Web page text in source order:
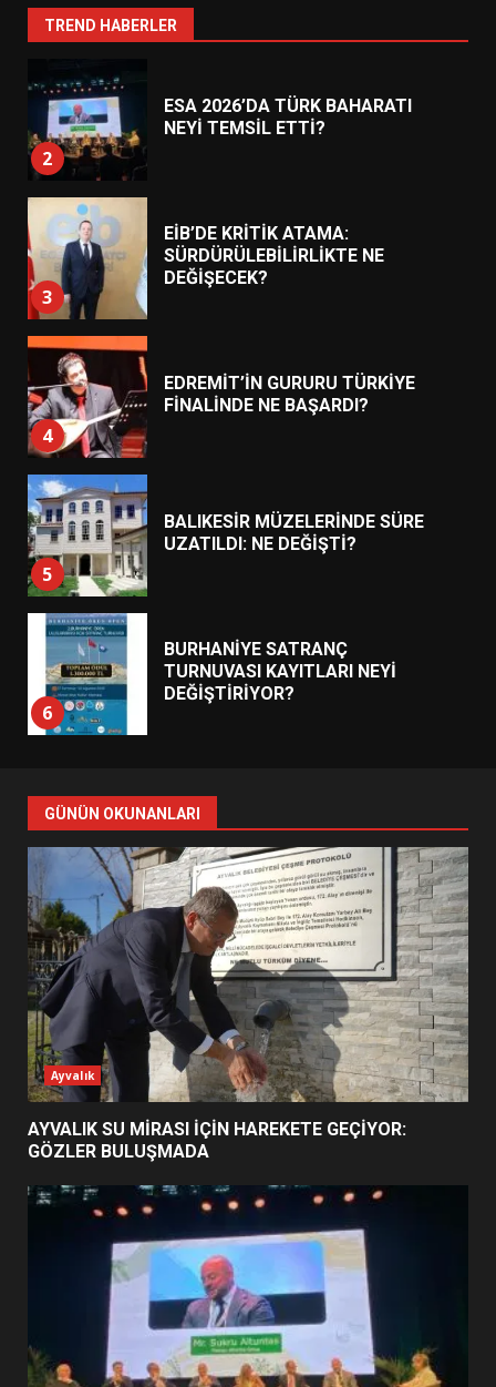
TREND HABERLER
1
2
ESA 2026’DA TÜRK BAHARATI
NEYİ TEMSİL ETTİ?
3
EİB’DE KRİTİK ATAMA:
SÜRDÜRÜLEBİLİRLİKTE NE
DEĞİŞECEK?
4
EDREMİT’İN GURURU TÜRKİYE
FİNALİNDE NE BAŞARDI?
5
BALIKESİR MÜZELERİNDE SÜRE
UZATILDI: NE DEĞİŞTİ?
6
BURHANİYE SATRANÇ
TURNUVASI KAYITLARI NEYİ
DEĞİŞTİRİYOR?
7
YENİ YÖNETİM NASIL
ŞEKİLLENDİ?
1
AYVALIK SU MİRASI İÇİN
HAREKETE GEÇİYOR: GÖZLER
BULUŞMADA
2
ESA 2026’DA TÜRK BAHARATI
NEYİ TEMSİL ETTİ?
EİB’DE KRİTİK ATAMA:
SÜRDÜRÜLEBİLİRLİKTE NE
DEĞİŞECEK?
EDREMİT’İN GURURU TÜRKİYE
FİNALİNDE NE BAŞARDI?
GÜNÜN OKUNANLARI
Ayvalık
AYVALIK SU MİRASI İÇİN HAREKETE GEÇİYOR:
GÖZLER BULUŞMADA